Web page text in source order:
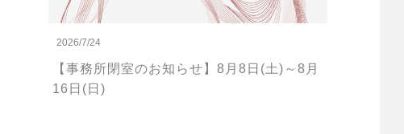
2026/7/24
【事務所閉室のお知らせ】8月8日(土)～8月
16日(日)